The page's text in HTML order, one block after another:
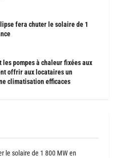
fera chuter le solaire de 1
les pompes à chaleur fixées aux
offrir aux locataires un
climatisation efficaces
le solaire de 1 800 MW en